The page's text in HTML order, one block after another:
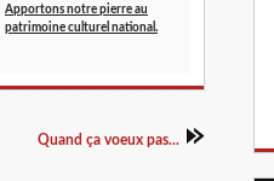
Apportons notre pierre au
patrimoine culturel national.
Quand ça voeux pas...